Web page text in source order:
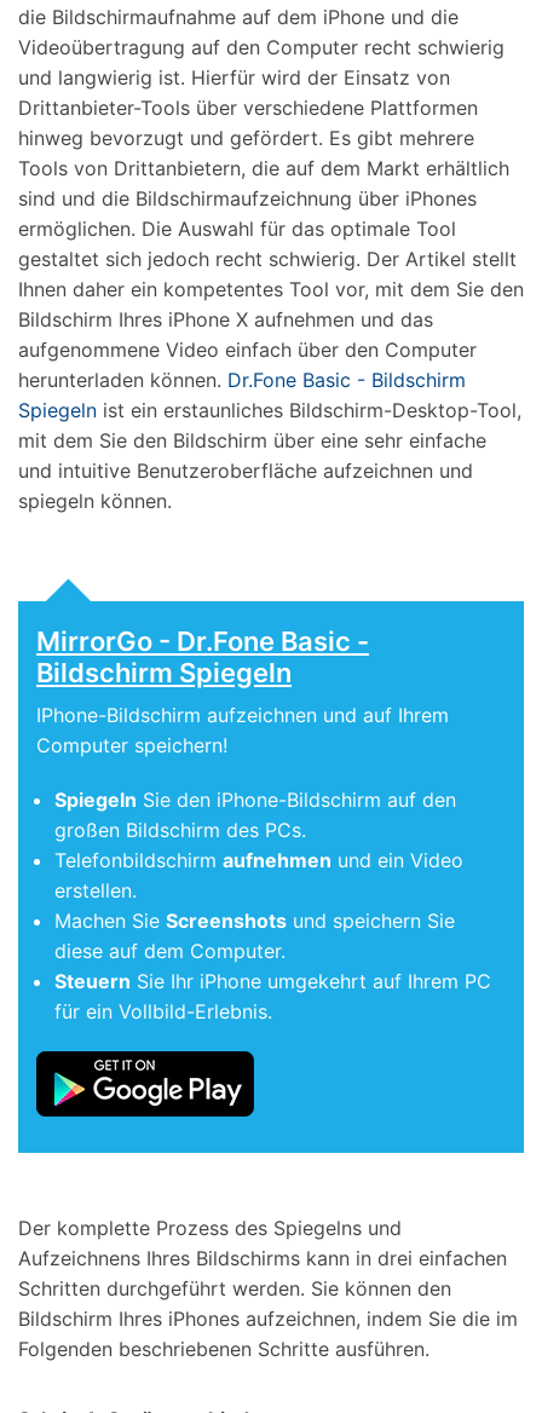
die Bildschirmaufnahme auf dem iPhone und die
Videoübertragung auf den Computer recht schwierig
und langwierig ist. Hierfür wird der Einsatz von
Drittanbieter-Tools über verschiedene Plattformen
hinweg bevorzugt und gefördert. Es gibt mehrere
Tools von Drittanbietern, die auf dem Markt erhältlich
sind und die Bildschirmaufzeichnung über iPhones
ermöglichen. Die Auswahl für das optimale Tool
gestaltet sich jedoch recht schwierig. Der Artikel stellt
Ihnen daher ein kompetentes Tool vor, mit dem Sie den
Bildschirm Ihres iPhone X aufnehmen und das
aufgenommene Video einfach über den Computer
herunterladen können. Dr.Fone Basic - Bildschirm
Spiegeln ist ein erstaunliches Bildschirm-Desktop-Tool,
mit dem Sie den Bildschirm über eine sehr einfache
und intuitive Benutzeroberfläche aufzeichnen und
spiegeln können.
MirrorGo - Dr.Fone Basic -
Bildschirm Spiegeln
IPhone-Bildschirm aufzeichnen und auf Ihrem
Computer speichern!
Spiegeln Sie den iPhone-Bildschirm auf den
großen Bildschirm des PCs.
Telefonbildschirm aufnehmen und ein Video
erstellen.
Machen Sie Screenshots und speichern Sie
diese auf dem Computer.
Steuern Sie Ihr iPhone umgekehrt auf Ihrem PC
für ein Vollbild-Erlebnis.
Der komplette Prozess des Spiegelns und
Aufzeichnens Ihres Bildschirms kann in drei einfachen
Schritten durchgeführt werden. Sie können den
Bildschirm Ihres iPhones aufzeichnen, indem Sie die im
Folgenden beschriebenen Schritte ausführen.